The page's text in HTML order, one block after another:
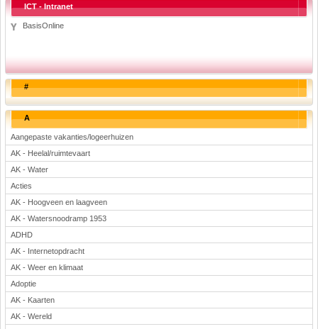
ICT - Intranet
BasisOnline
#
A
Aangepaste vakanties/logeerhuizen
AK - Heelal/ruimtevaart
AK - Water
Acties
AK - Hoogveen en laagveen
AK - Watersnoodramp 1953
ADHD
AK - Internetopdracht
AK - Weer en klimaat
Adoptie
AK - Kaarten
AK - Wereld